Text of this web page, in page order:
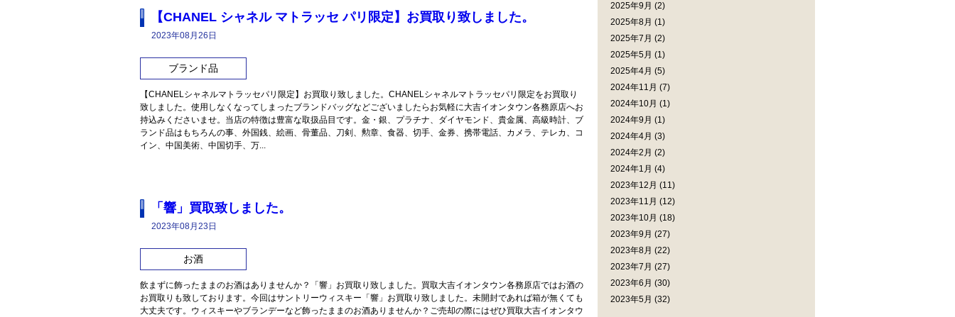
2025年9月 (2)
2025年8月 (1)
2025年7月 (2)
2025年5月 (1)
2025年4月 (5)
2024年11月 (7)
2024年10月 (1)
2024年9月 (1)
2024年4月 (3)
2024年2月 (2)
2024年1月 (4)
2023年12月 (11)
2023年11月 (12)
2023年10月 (18)
2023年9月 (27)
2023年8月 (22)
2023年7月 (27)
2023年6月 (30)
2023年5月 (32)
【CHANEL シャネル マトラッセ パリ限定】お買取り致しました。
2023年08月26日
ブランド品
【CHANELシャネルマトラッセパリ限定】お買取り致しました。CHANELシャネルマトラッセパリ限定をお買取り
致しました。使用しなくなってしまったブランドバッグなどございましたらお気軽に大吉イオンタウン各務原店へお
持込みくださいませ。当店の特徴は豊富な取扱品目です。金・銀、プラチナ、ダイヤモンド、貴金属、高級時計、ブ
ランド品はもちろんの事、外国銭、絵画、骨董品、刀剣、勲章、食器、切手、金券、携帯電話、カメラ、テレカ、コ
イン、中国美術、中国切手、万...
「響」買取致しました。
2023年08月23日
お酒
飲まずに飾ったままのお酒はありませんか？「響」お買取り致しました。買取大吉イオンタウン各務原店ではお酒の
お買取りも致しております。今回はサントリーウィスキー「響」お買取り致しました。未開封であれば箱が無くても
大丈夫です。ウィスキーやブランデーなど飾ったままのお酒ありませんか？ご売却の際にはぜひ買取大吉イオンタウ